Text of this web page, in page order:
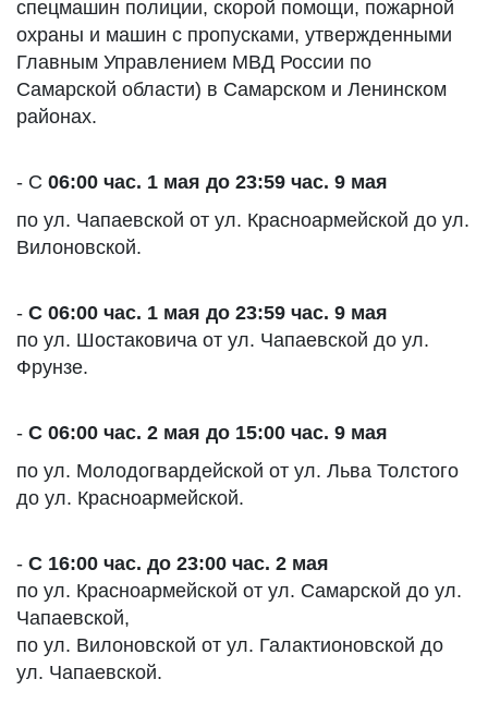
спецмашин полиции, скорой помощи, пожарной
охраны и машин с пропусками, утвержденными
Главным Управлением МВД России по
Самарской области) в Самарском и Ленинском
районах.
- С 06:00 час. 1 мая до 23:59 час. 9 мая
по ул. Чапаевской от ул. Красноармейской до ул.
Вилоновской.
- С 06:00 час. 1 мая до 23:59 час. 9 мая
по ул. Шостаковича от ул. Чапаевской до ул.
Фрунзе.
- С 06:00 час. 2 мая до 15:00 час. 9 мая
по ул. Молодогвардейской от ул. Льва Толстого
до ул. Красноармейской.
- С 16:00 час. до 23:00 час. 2 мая
по ул. Красноармейской от ул. Самарской до ул.
Чапаевской,
по ул. Вилоновской от ул. Галактионовской до
ул. Чапаевской.